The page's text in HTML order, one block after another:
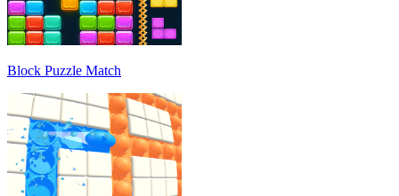
Block Puzzle Match